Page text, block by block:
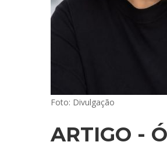
Foto: Divulgação
ARTIGO -